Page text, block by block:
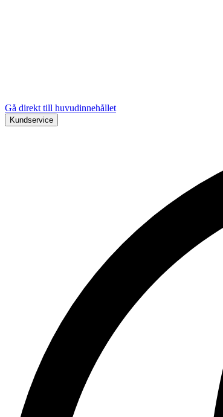
Gå direkt till huvudinnehållet
Kundservice